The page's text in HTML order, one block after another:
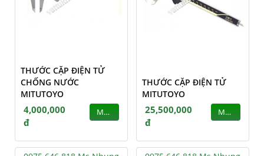
THƯỚC CẶP ĐIỆN TỬ
CHỐNG NƯỚC
MITUTOYO
4,000,000
đ
MUA
THƯỚC CẶP ĐIỆN TỬ
MITUTOYO
25,500,000
đ
MUA